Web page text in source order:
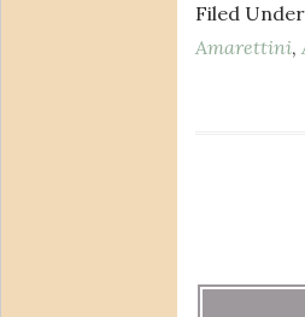
Filed
Amarettini,